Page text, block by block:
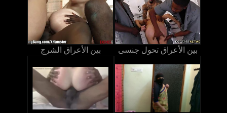
بين الأعراق الشرج بين الأعراق تحول جنسى